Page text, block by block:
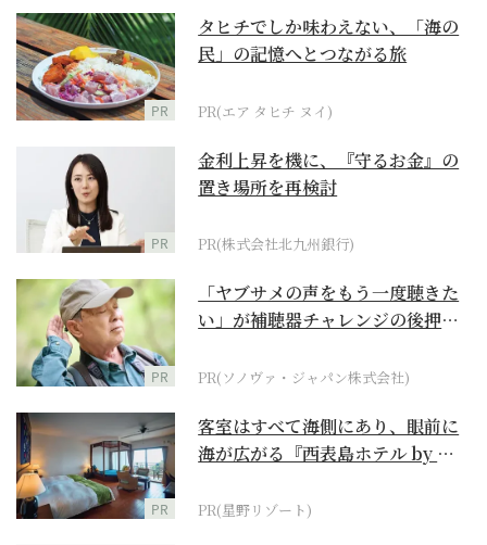
PR
タヒチでしか味わえない、「海の
民」の記憶へとつながる旅
PR(エア タヒチ ヌイ)
PR
金利上昇を機に、『守るお金』の
置き場所を再検討
PR(株式会社北九州銀行)
PR
「ヤブサメの声をもう一度聴きた
い」が補聴器チャレンジの後押し
PR(ソノヴァ・ジャパン株式会社)
PR
客室はすべて海側にあり、眼前に
海が広がる『西表島ホテル by 星
PR(星野リゾート)